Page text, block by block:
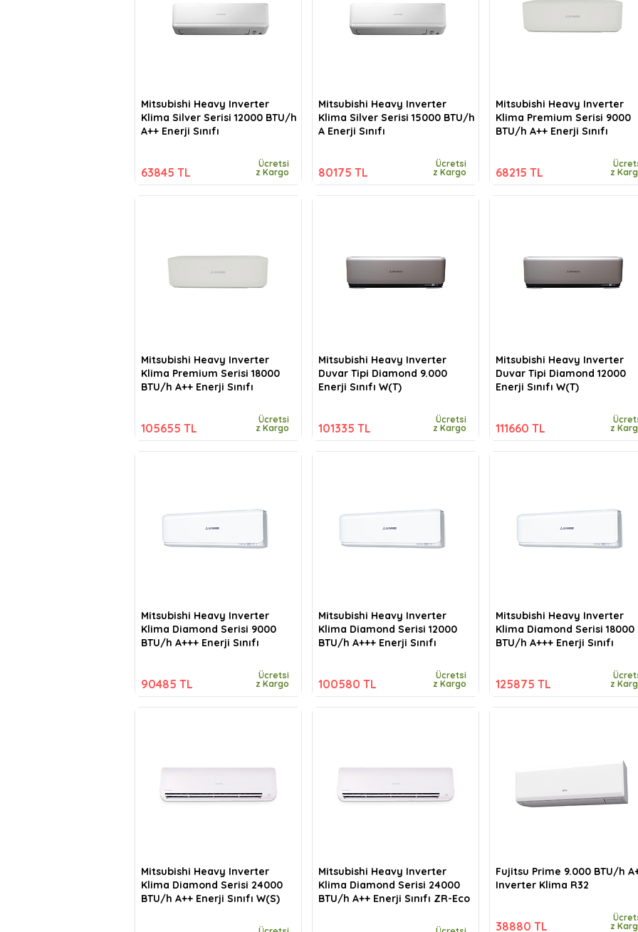
Mitsubishi Heavy Inverter
Klima Silver Serisi 12000 BTU/h
A++ Enerji Sınıfı
63845 TL
Ücretsi
z Kargo
Mitsubishi Heavy Inverter
Klima Premium Serisi 18000
BTU/h A++ Enerji Sınıfı
105655 TL
Ücretsi
z Kargo
Mitsubishi Heavy Inverter
Klima Diamond Serisi 9000
BTU/h A+++ Enerji Sınıfı
90485 TL
Ücretsi
z Kargo
Mitsubishi Heavy Inverter
Klima Diamond Serisi 24000
BTU/h A++ Enerji Sınıfı W(S)
Mitsubishi Heavy Inverter
Klima Silver Serisi 15000 BTU/h
A Enerji Sınıfı
80175 TL
Ücretsi
z Kargo
Mitsubishi Heavy Inverter
Duvar Tipi Diamond 9.000
Enerji Sınıfı W(T)
101335 TL
Ücretsi
z Kargo
Mitsubishi Heavy Inverter
Klima Diamond Serisi 12000
BTU/h A+++ Enerji Sınıfı
100580 TL
Ücretsi
z Kargo
Mitsubishi Heavy Inverter
Klima Diamond Serisi 24000
BTU/h A++ Enerji Sınıfı ZR-Eco
Mitsubishi Heavy Inverter
Klima Premium Serisi 9000
BTU/h A++ Enerji Sınıfı
68215 TL
z
Mitsubishi Heavy Inverter
Duvar Tipi Diamond 12000
Enerji Sınıfı W(T)
111660 TL
z
Mitsubishi Heavy Inverter
Klima Diamond Serisi 18000
BTU/h A+++ Enerji Sınıfı
125875 TL
z
Fujitsu Prime 9.000 BTU/h
Inverter Klima R32
38880 TL
z